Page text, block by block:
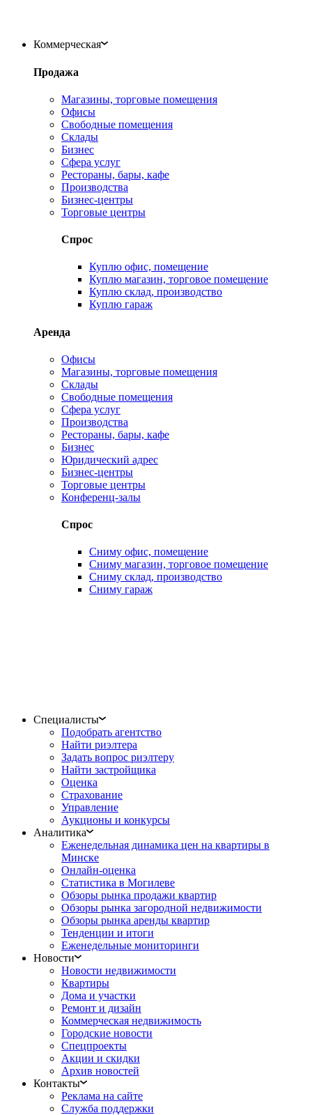
Коммерческая
Продажа
Магазины, торговые помещения
Офисы
Свободные помещения
Склады
Бизнес
Сфера услуг
Рестораны, бары, кафе
Производства
Бизнес-центры
Торговые центры
Спрос
Куплю офис, помещение
Куплю магазин, торговое помещение
Куплю склад, производство
Куплю гараж
Аренда
Офисы
Магазины, торговые помещения
Склады
Свободные помещения
Сфера услуг
Производства
Рестораны, бары, кафе
Бизнес
Юридический адрес
Бизнес-центры
Торговые центры
Конференц-залы
Спрос
Сниму офис, помещение
Сниму магазин, торговое помещение
Сниму склад, производство
Сниму гараж
Специалисты
Подобрать агентство
Найти риэлтера
Задать вопрос риэлтеру
Найти застройщика
Оценка
Страхование
Управление
Аукционы и конкурсы
Аналитика
Еженедельная динамика цен на квартиры в
Минске
Онлайн-оценка
Статистика в Могилеве
Обзоры рынка продажи квартир
Обзоры рынка загородной недвижимости
Обзоры рынка аренды квартир
Тенденции и итоги
Еженедельные мониторинги
Новости
Новости недвижимости
Квартиры
Дома и участки
Ремонт и дизайн
Коммерческая недвижимость
Городские новости
Спецпроекты
Акции и скидки
Архив новостей
Контакты
Реклама на сайте
Служба поддержки